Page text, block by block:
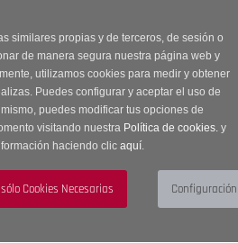
similares propias y de terceros, de sesión o
de manera segura nuestra página web y
utilizamos cookies para medir y obtener
Puedes configurar y aceptar el uso de
puedes modificar tus opciones de
visitando nuestra Política de cookies.y
haciendo clic aquí.
OUTLET con código OUTLET20